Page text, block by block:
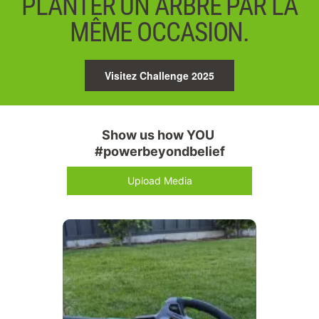
PLANTER UN ARBRE PAR LA
MÊME OCCASION.
Visitez Challenge 2025
Show us how YOU
#powerbeyondbelief
Upload Media
Media Carousel
Carousel with product photos. Use the previous and next